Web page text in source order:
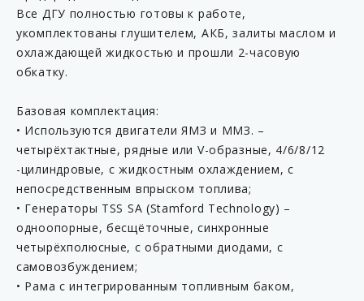
Все ДГУ полностью готовы к работе,
укомплектованы глушителем, АКБ, залиты маслом и
охлаждающей жидкостью и прошли 2-часовую
обкатку.
Базовая комплектация:
• Используются двигатели ЯМЗ и ММЗ. –
четырёхтактные, рядные или V-образные, 4/6/8/12
-цилиндровые, с жидкостным охлаждением, с
непосредственным впрыском топлива;
• Генераторы TSS SA (Stamford Technology) –
одноопорные, бесщёточные, синхронные
четырёхполюсные, с обратными диодами, с
самовозбуждением;
• Рама с интегрированным топливным баком,